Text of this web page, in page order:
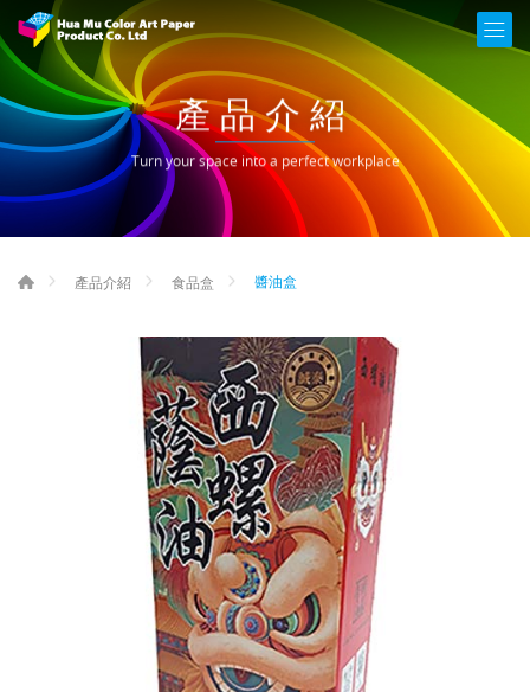
產品介紹
Turn your space into a perfect workplace
產品介紹 食品盒 醬油盒